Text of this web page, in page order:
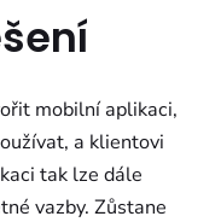
mobilní aplikaci,
a klientovi
tak lze dále
vazby. Zůstane